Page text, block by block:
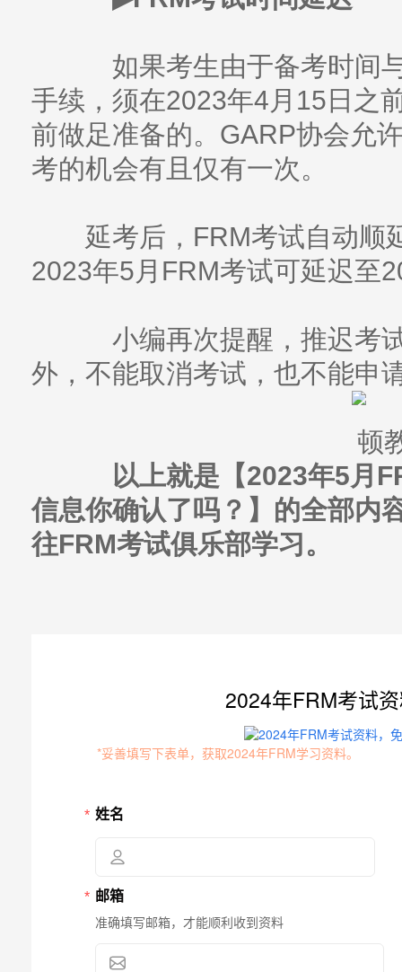
如果考生由于备考时间与
手续，须在2023年4月15日之
前做足准备的。GARP协会允
考的机会有且仅有一次。
延考后，FRM考试自动顺
2023年5月FRM考试可延迟至
小编再次提醒，推迟考试
外，不能取消考试，也不能申
以上就是【2023年5月
信息你确认了吗？】的全部内
往FRM考试俱乐部学习。